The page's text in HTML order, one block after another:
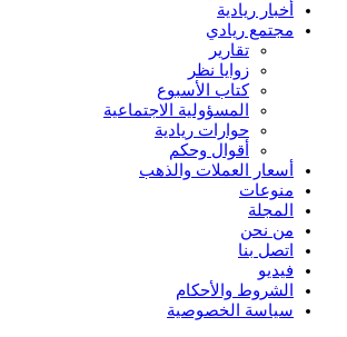
أخبار ريادية
مجتمع ريادي
تقارير
زوايا نظر
كتاب الأسبوع
المسؤولية الاجتماعية
حوارات ريادية
أقوال وحكم
أسعار العملات والذهب
منوعات
المجلة
من نحن
اتصل بنا
فيديو
الشروط والأحكام
سياسة الخصوصية